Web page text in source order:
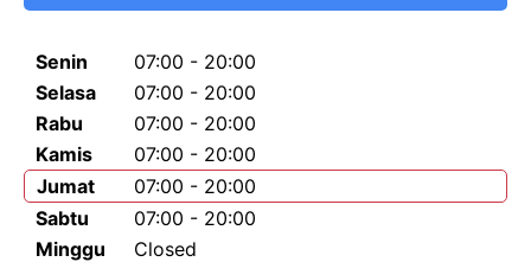
Senin
07:00 - 20:00
Selasa
07:00 - 20:00
Rabu
07:00 - 20:00
Kamis
07:00 - 20:00
Jumat
07:00 - 20:00
Sabtu
07:00 - 20:00
Minggu
Closed